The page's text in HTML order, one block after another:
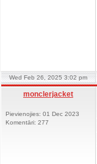
Wed Feb 26, 2025 3:02 pm
monclerjacket
Pievienojies: 01 Dec 2023
Komentāri: 277